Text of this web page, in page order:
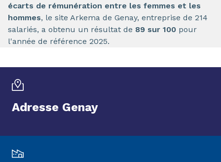
écarts de rémunération entre les femmes et les
hommes, le site Arkema de Genay, entreprise de 214
salariés, a obtenu un résultat de 89 sur 100 pour
l'année de référence 2025.
Adresse Genay